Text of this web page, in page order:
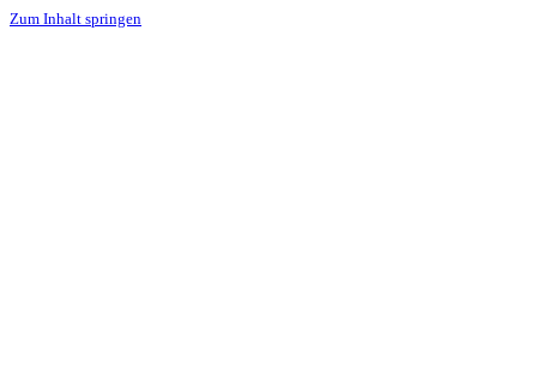
Zum Inhalt springen